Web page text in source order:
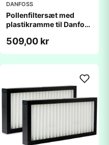
DANFOSS
Pollenfiltersæt med
plastikramme til Danfoss
509,00 kr